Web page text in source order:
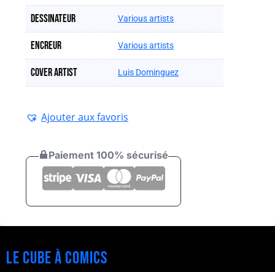
Dessinateur Various artists
Encreur Various artists
Cover artist Luis Dominguez
Ajouter aux favoris
Paiement 100% sécurisé
Le cube à comics